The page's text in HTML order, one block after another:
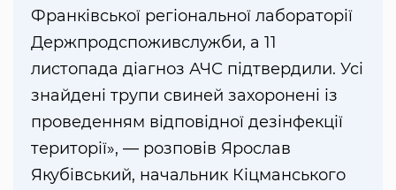
Франківської регіональної лабораторії
Держпродспоживслужби, а 11
листопада діагноз АЧС підтвердили. Усі
знайдені трупи свиней захоронені із
проведенням відповідної дезінфекції
території», — розповів Ярослав
Якубівський, начальник Кіцманського